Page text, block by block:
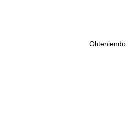
Obteniendo...